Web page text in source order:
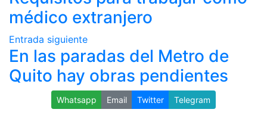
médico extranjero
Entrada siguiente
En las paradas del Metro de
Quito hay obras pendientes
Whatsapp Email Twitter Telegram